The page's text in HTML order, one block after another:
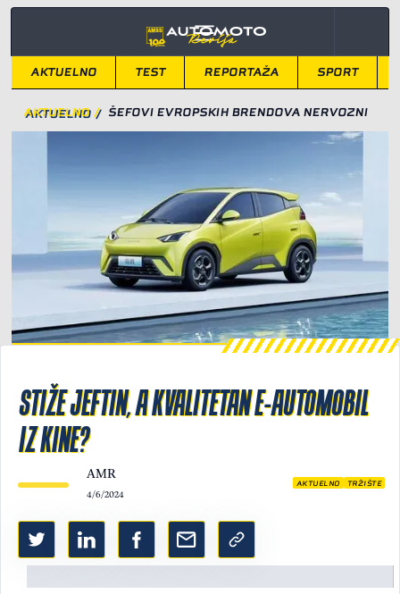
Light/Dark mode
AKTUELNO TEST REPORTAŽA SPORT
AKTUELNO / ŠEFOVI EVROPSKIH BRENDOVA NERVOZNI
STIŽE JEFTIN, A KVALITETAN E-AUTOMOBIL
IZ KINE?
AMR
4/6/2024
AKTUELNO TRŽIŠTE